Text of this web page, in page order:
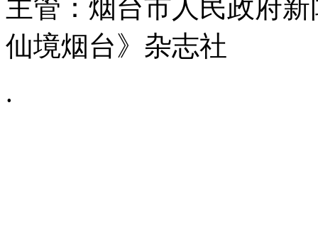
主管：烟台市人民政府
仙境烟台》杂志社
.